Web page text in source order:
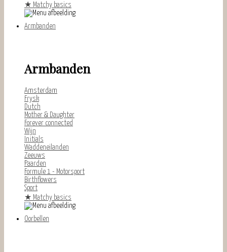
★ Matchy basics
Armbanden
Armbanden
Amsterdam
Frysk
Dutch
Mother & Daughter
Forever connected
Wijn
Initials
Waddeneilanden
Zeeuws
Paarden
Formule 1 - Motorsport
Birthflowers
Sport
★ Matchy basics
Oorbellen